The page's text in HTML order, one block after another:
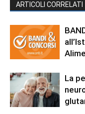
ARTICOLI CORRELATI
La